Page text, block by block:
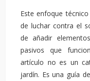
Este enfoque
de luchar contra el
de añadir
pasivos que
artículo no es un
jardín. Es una guía